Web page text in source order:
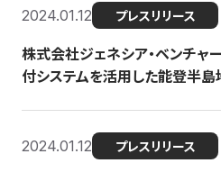
2024.01.12 プレスリリース
株式会社ジェネシア・ベンチャ
付システムを活用した能登半
2024.01.12 プレスリリース